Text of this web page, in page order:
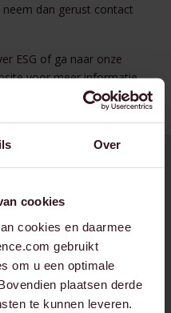
Over
cookies
cookies en daarmee
gebruikt
om u een optimale
plaatsen derde
te kunnen leveren.
dan gerust contact
ESG of ga naar onze
voor meer informatie